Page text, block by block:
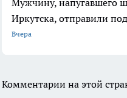
Мужчину, напугавшего
Иркутска, отправили
Вчера
Комментарии на этой